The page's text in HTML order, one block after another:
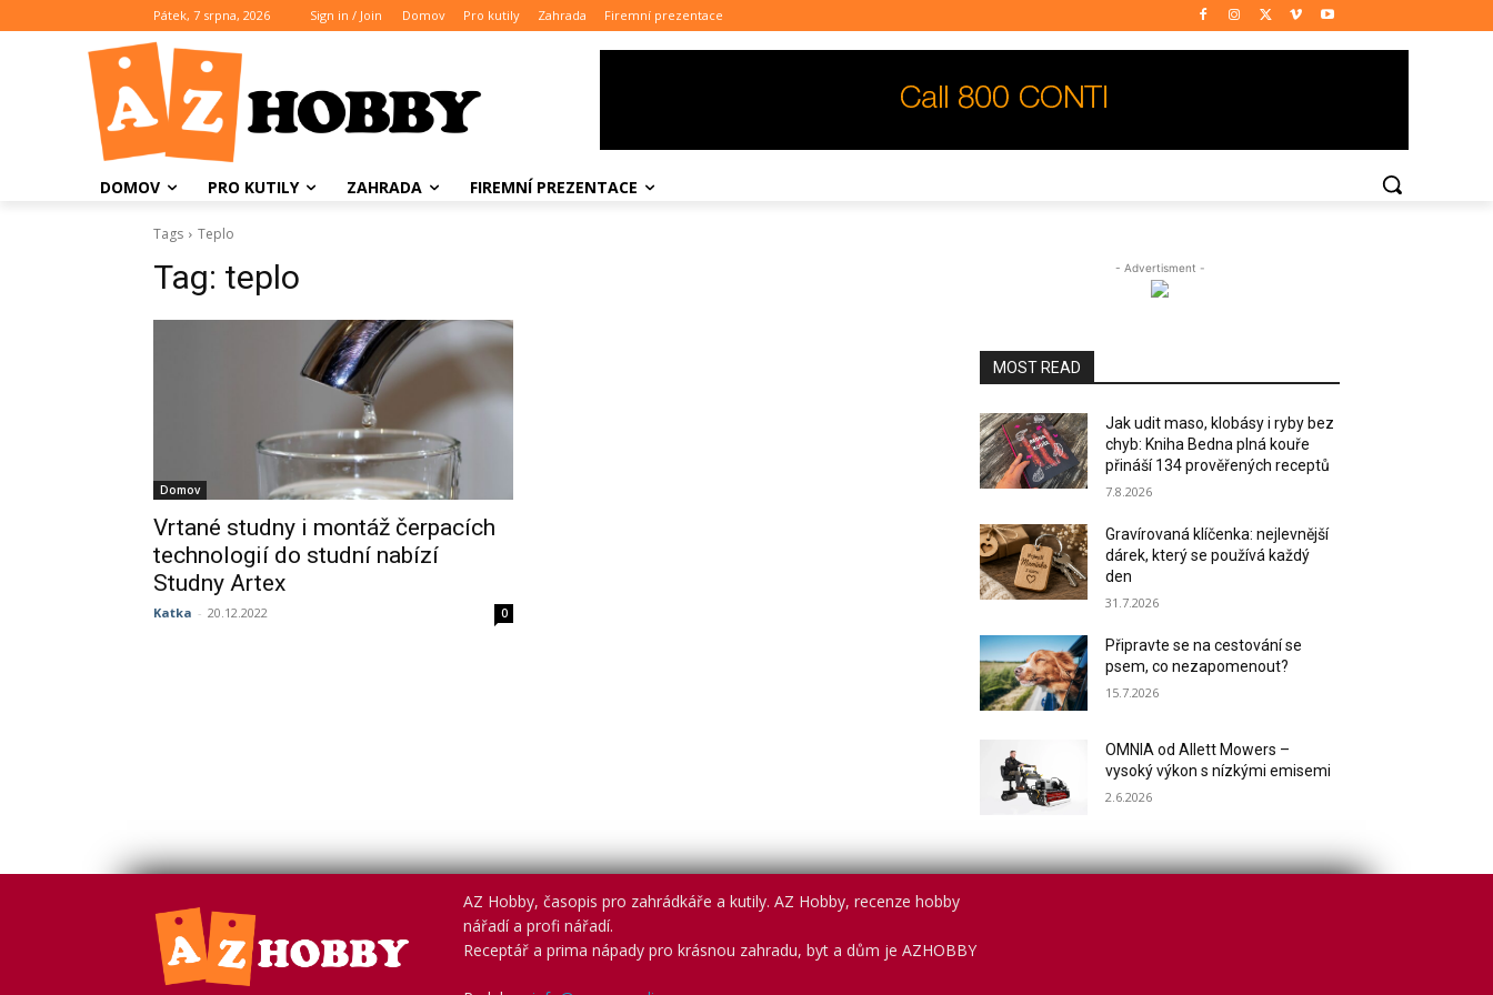
Pátek, 7 srpna, 2026 Sign in / Join Domov Pro kutily Zahrada Firemní prezentace
DOMOV PRO KUTILY ZAHRADA FIREMNÍ PREZENTACE
Tags Teplo
Tag: teplo
Domov
Vrtané studny i montáž čerpacích
technologií do studní nabízí
Studny Artex
Katka - 20.12.2022 0
- Advertisment -
MOST READ
Jak udit maso, klobásy i ryby bez
chyb: Kniha Bedna plná kouře
přináší 134 prověřených receptů
7.8.2026
Gravírovaná klíčenka: nejlevnější
dárek, který se používá každý
den
31.7.2026
Připravte se na cestování se
psem, co nezapomenout?
15.7.2026
OMNIA od Allett Mowers –
vysoký výkon s nízkými emisemi
2.6.2026
AZ Hobby, časopis pro zahrádkáře a kutily. AZ Hobby, recenze hobby
nářadí a profi nářadí.
Receptář a prima nápady pro krásnou zahradu, byt a dům je AZHOBBY